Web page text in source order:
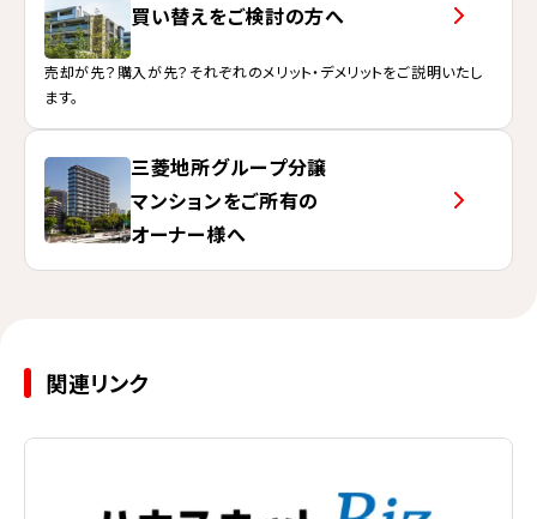
買い替えをご検討の方へ
売却が先？購入が先？それぞれのメリット・デメリットをご説明いたし
ます。
三菱地所グループ分譲
マンションをご所有の
オーナー様へ
関連リンク